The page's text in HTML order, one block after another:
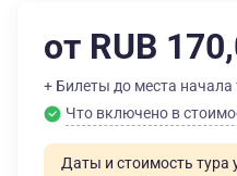
от RUB
+ Билеты до места начала
Что включено в
Даты и стоимость тура